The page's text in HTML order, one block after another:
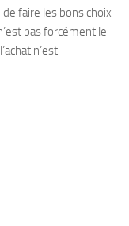
faire les bons choix
pas forcément le
n’est